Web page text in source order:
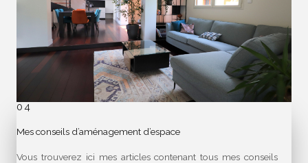
04
Mes conseils d’aménagement d’espace
Vous trouverez ici mes articles contenant tous mes conseils